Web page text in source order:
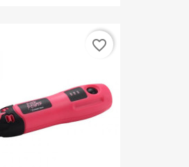
favorite_border